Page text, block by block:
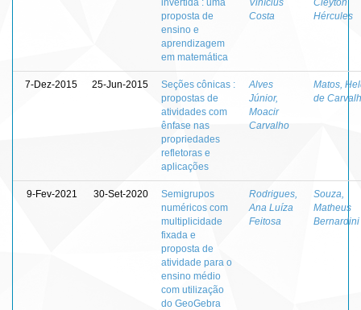
proposta de
ensino e
aprendizagem
em matemática
Costa
Hércules
7-Dez-2015 25-Jun-2015
Seções cônicas :
propostas de
atividades com
ênfase nas
propriedades
refletoras e
aplicações
Alves
Júnior,
Moacir
Carvalho
Matos,
de
9-Fev-2021 30-Set-2020
Semigrupos
numéricos com
multiplicidade
fixada e
proposta de
atividade para o
ensino médio
com utilização
do GeoGebra
Rodrigues,
Ana Luíza
Feitosa
Souza,
Matheus
Bernardini